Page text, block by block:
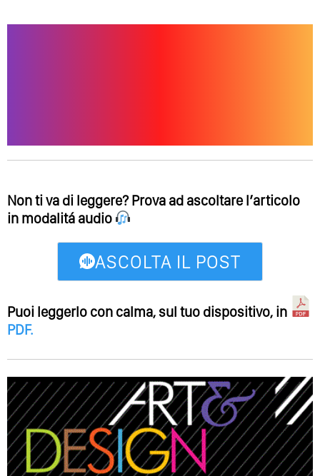
Non ti va di leggere? Prova ad ascoltare l’articolo
in modalitá audio
ASCOLTA IL POST
Puoi leggerlo con calma, sul tuo dispositivo, in
PDF.